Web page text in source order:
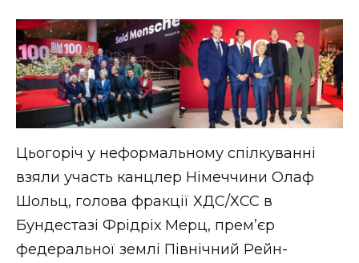
Цьогоріч у неформальному спілкуванні
взяли участь канцлер Німеччини Олаф
Шольц, голова фракції ХДС/ХСС в
Бундестазі Фрідріх Мерц, премʼєр
федеральної землі Північний Рейн-